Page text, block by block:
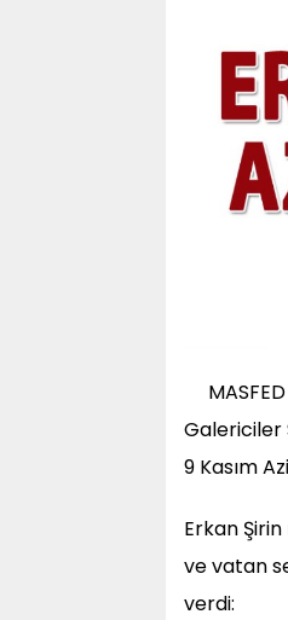
Galericiler
9 Kasım
Erkan
ve vatan
verdi: